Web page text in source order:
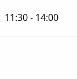
11:30 - 14:00